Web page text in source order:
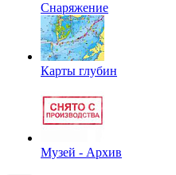
Снаряжение
Карты глубин
Музей - Архив